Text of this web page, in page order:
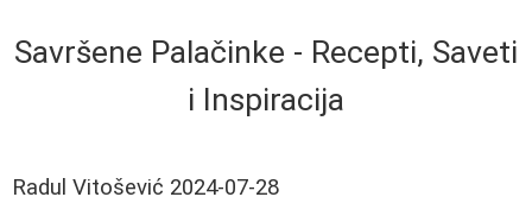
Savršene Palačinke - Recepti, Saveti
i Inspiracija
Radul Vitošević 2024-07-28